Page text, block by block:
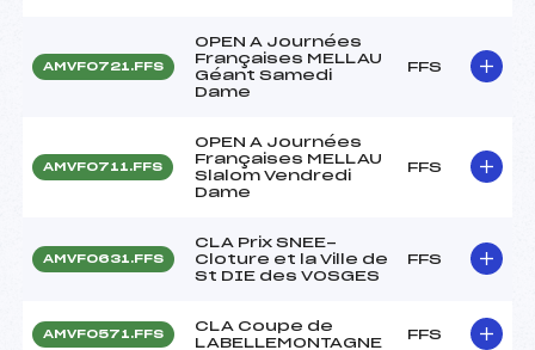
AMVF0721.FFS
OPEN A Journées
Françaises MELLAU
Géant Samedi
Dame
FFS
AMVF0711.FFS
OPEN A Journées
Françaises MELLAU
Slalom Vendredi
Dame
FFS
AMVF0631.FFS
CLA Prix SNEE-
Cloture et la Ville de
St DIE des VOSGES
FFS
AMVF0571.FFS
CLA Coupe de
LABELLEMONTAGNE
FFS